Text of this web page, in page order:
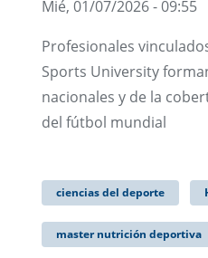
Mié, 01/07/2026 - 09:55
Profesionales
Sports University
nacionales y de la
del fútbol mundial
ciencias del deporte
master nutrición deportiva